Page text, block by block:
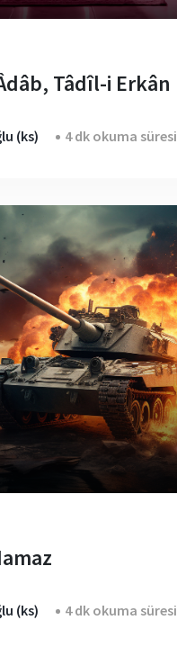
Tâdîl-i Erkân
(ks) 4 dk okuma süresi
(ks) 4 dk okuma süresi